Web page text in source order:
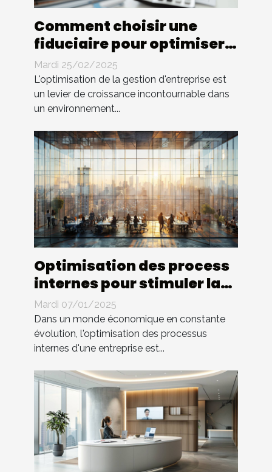
Comment choisir une
fiduciaire pour optimiser
la gestion d'entreprise
Mardi 25/02/2025
L'optimisation de la gestion d'entreprise est
un levier de croissance incontournable dans
un environnement...
Optimisation des process
internes pour stimuler la
croissance d'entreprise
Mardi 07/01/2025
Dans un monde économique en constante
évolution, l'optimisation des processus
internes d'une entreprise est...